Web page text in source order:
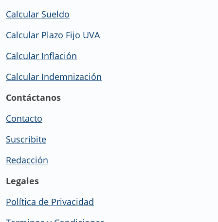
Calcular Sueldo
Calcular Plazo Fijo UVA
Calcular Inflación
Calcular Indemnización
Contáctanos
Contacto
Suscribite
Redacción
Legales
Política de Privacidad